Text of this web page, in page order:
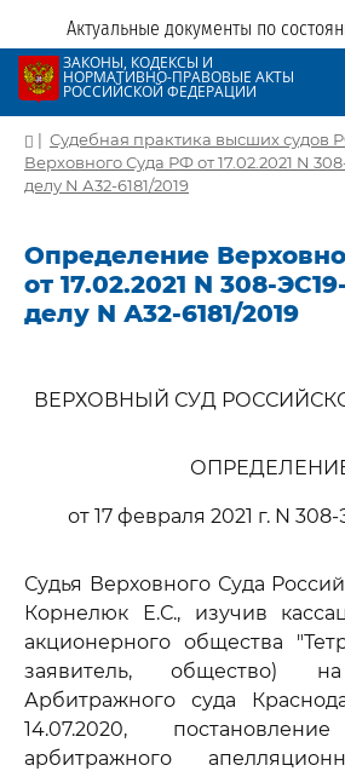
Актуальные документы по
ЗАКОНЫ, КОДЕКСЫ И
НОРМАТИВНО-ПРАВОВЫЕ АКТЫ
РОССИЙСКОЙ ФЕДЕРАЦИИ
| Судебная практика высших судов
Верховного Суда РФ от 17.02.2021 N
делу N А32-6181/2019
Определение
от 17.02.2021 N 308-
делу N А32-6181/2019
ВЕРХОВНЫЙ СУД
от 17 февраля 2021 г. N
Судья Верховного Суда
Корнелюк Е.С., изучив
акционерного общества
заявитель, общество)
Арбитражного суда
14.07.2020,
арбитражного